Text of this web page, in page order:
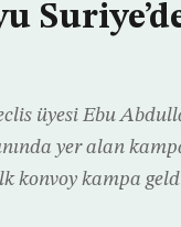
üyesi Ebu
yer alan kampa
konvoy kampa